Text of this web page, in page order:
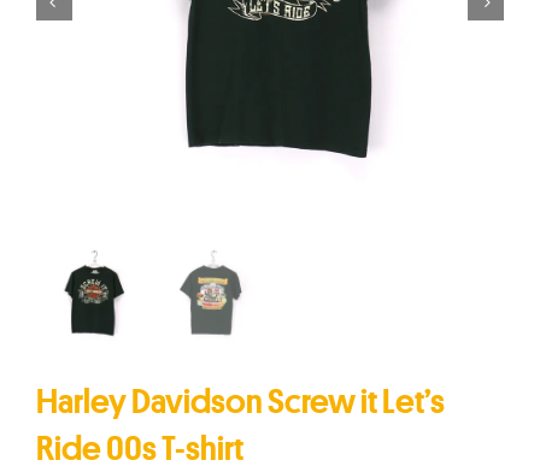
Harley Davidson Screw it Let’s
Ride 00s T-shirt